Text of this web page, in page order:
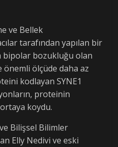
ve Bellek
tarafından yapılan bir
bipolar bozukluğu olan
ölçüde daha az
kodlayan SYNE1
proteinin
koydu.
Bilişsel Bilimler
Elly Nedivi ve eski